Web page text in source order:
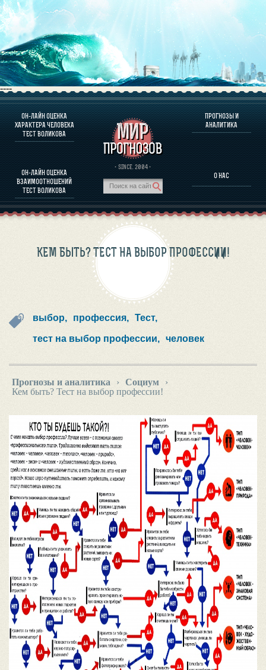
----
ОН-ЛАЙН ОЦЕНКА
ХАРАКТЕРА ЧЕЛОВЕКА
ТЕСТ ВОЛИКОВА
ОН-ЛАЙН ОЦЕНКА
ВЗАИМООТНОШЕНИЙ
ТЕСТ ВОЛИКОВА
· SINCE. 2004 ·
ПРОГНОЗЫ И
АНАЛИТИКА
О НАС
О ПРОГРАММЕ
ОЦЕНКА ХАРАКТЕРA ЧЕЛОВЕКА
ОЦЕНКА ХАРАКТЕРА ВЫДАЮЩИХСЯ ЛИЧНОСТЕЙ
О ПРОГРАММЕ
ПРОГНОЗЫ И АНАЛИТИКА
КЕМ БЫТЬ? ТЕСТ НА ВЫБОР ПРОФЕССИИ!
выбор, профессия, Тест,
тест на выбор профессии, человек
Прогнозы и аналитика › Социум
›
Кем быть? Тест на выбор профессии!